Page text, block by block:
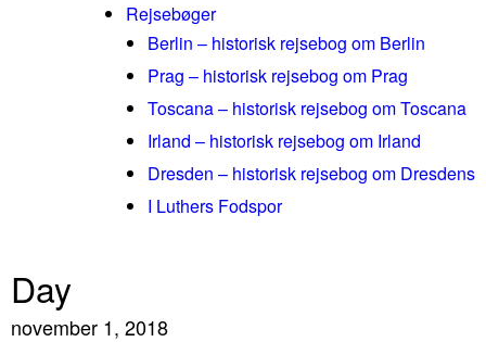
Rejsebøger
Berlin – historisk rejsebog om Berlin
Prag – historisk rejsebog om Prag
Toscana – historisk rejsebog om Toscana
Irland – historisk rejsebog om Irland
Dresden – historisk rejsebog om Dresdens
I Luthers Fodspor
Day
november 1, 2018